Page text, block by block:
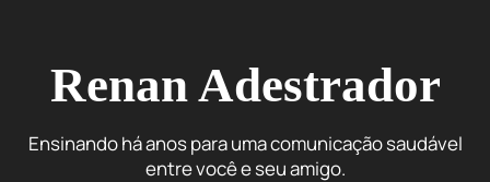
Renan Adestrador
Ensinando há anos para uma comunicação saudável
entre você e seu amigo.